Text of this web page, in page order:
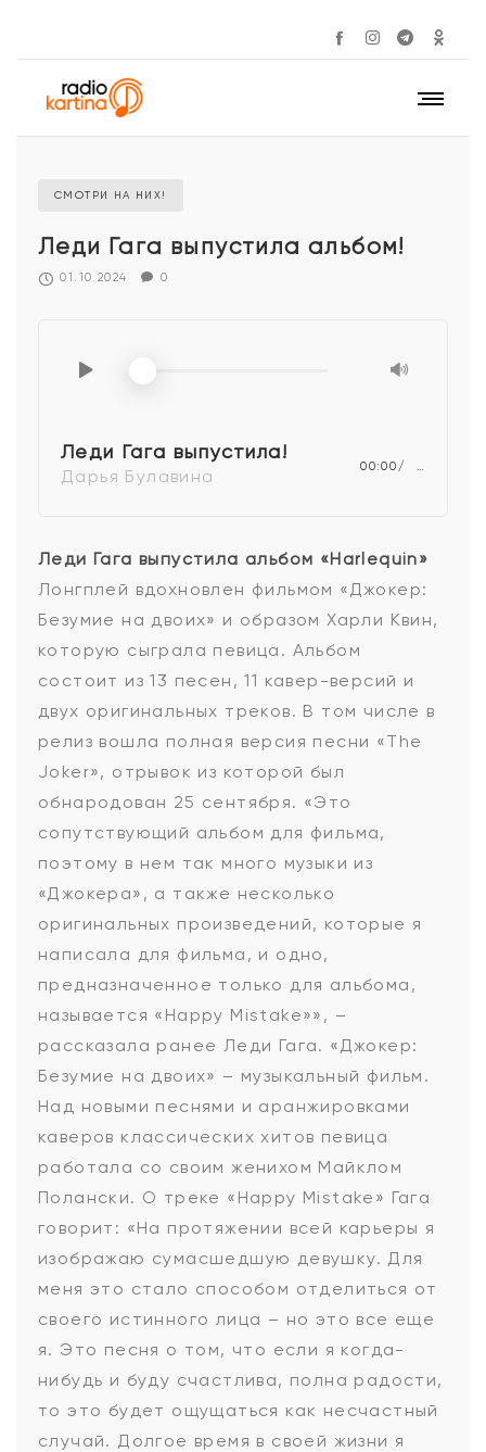
СМОТРИ НА НИХ!
Леди Гага выпустила альбом!
01.10.2024 0
Леди Гага выпустила!
Дарья Булавина 00:00 …
Леди Гага выпустила альбом «Harlequin»
Лонгплей вдохновлен фильмом «Джокер:
Безумие на двоих» и образом Харли Квин,
которую сыграла певица. Альбом
состоит из 13 песен, 11 кавер-версий и
двух оригинальных треков. В том числе в
релиз вошла полная версия песни «The
Joker», отрывок из которой был
обнародован 25 сентября. «Это
сопутствующий альбом для фильма,
поэтому в нем так много музыки из
«Джокера», а также несколько
оригинальных произведений, которые я
написала для фильма, и одно,
предназначенное только для альбома,
называется «Happy Mistake»», –
рассказала ранее Леди Гага. «Джокер:
Безумие на двоих» – музыкальный фильм.
Над новыми песнями и аранжировками
каверов классических хитов певица
работала со своим женихом Майклом
Полански. О треке «Happy Mistake» Гага
говорит: «На протяжении всей карьеры я
изображаю сумасшедшую девушку. Для
меня это стало способом отделиться от
своего истинного лица – но это все еще
я. Это песня о том, что если я когда-
нибудь и буду счастлива, полна радости,
то это будет ощущаться как несчастный
случай. Долгое время в своей жизни я